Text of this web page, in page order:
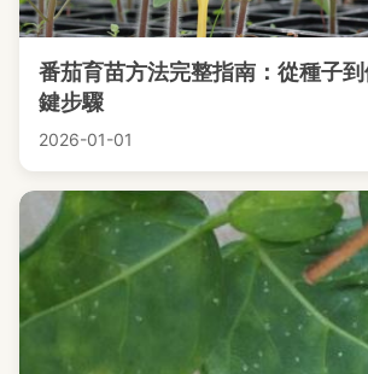
番茄育苗方法完整指南：從種子
鍵步驟
2026-01-01